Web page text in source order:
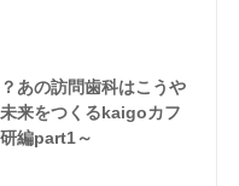
あの訪問歯科はこうや
来をつくるkaigoカフ
編part1～